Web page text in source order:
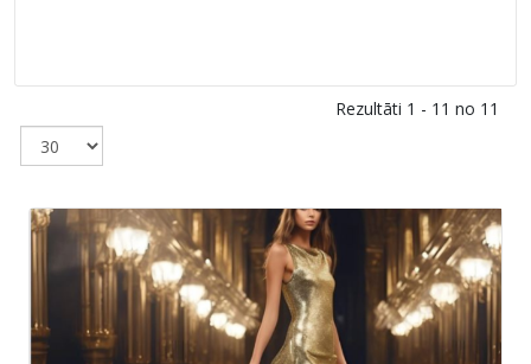
Rezultāti 1 - 11 no 11